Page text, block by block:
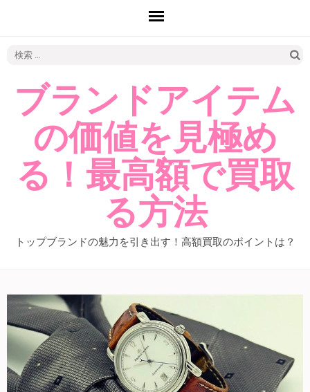
ブランドアイテム
の価値を見極め
る！最高額で買取
る方法
トップブランドの魅力を引き出す！高額買取のポイントは？